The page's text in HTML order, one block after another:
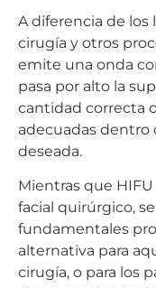
A diferencia de los
cirugía y otros
emite una onda
pasa por alto la
cantidad correcta
adecuadas dentro
deseada.
Mientras que
facial quirúrgico,
fundamentales
alternativa para
cirugía, o para los